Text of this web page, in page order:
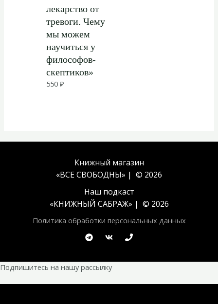
лекарство от
тревоги. Чему
мы можем
научиться у
философов-
скептиков»
550₽
Книжный магазин
«ВСЕ СВОБОДНЫ» | © 2026
Наш подкаст
«КНИЖНЫЙ САБРАЖ» | © 2026
Политика обработки персональных данных
Подпишитесь на нашу рассылку